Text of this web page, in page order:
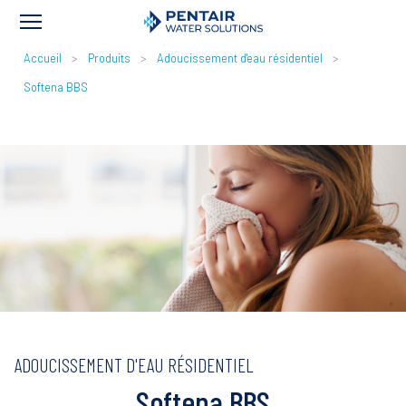
FIL
D'ARIANE
Accueil Produits
Adoucissement d'eau résidentiel
Softena BBS
ADOUCISSEMENT D'EAU RÉSIDENTIEL